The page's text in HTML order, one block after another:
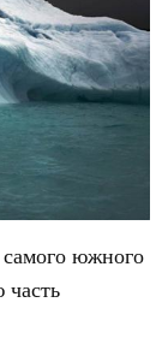
южного